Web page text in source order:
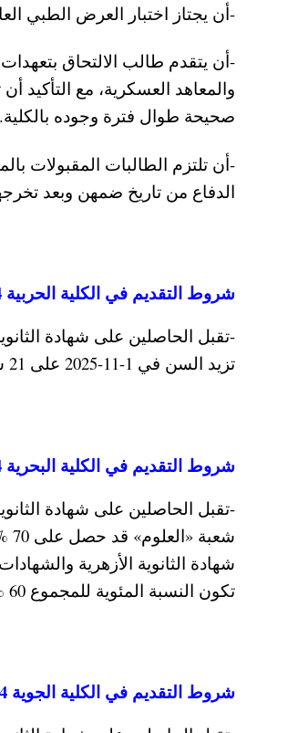
-أن يجتاز اختبار العرض الطبي
-أن يتقدم طالب الالتحاق
والمعاهد العسكرية، مع التأكيد
صحيحة طوال فترة وجوده بالكلية.
-أن تلتزم الطالبات المقبولات
الدفاع من تاريخ ضمهن وبعد
شروط التقديم في الكلية الحربية 2024 ومجموع التقديم والقبول
-تقبل الحاصلين على شهادة
تزيد السن في 1-11-2025 على 21 سنة، وأن تكون النسبة المئوية لمجموع دخول الكلية الحربية 60 %.
شروط التقديم في الكلية البحرية 2024 ومجموع التقديم والقبول
-تقبل الحاصلين على شهادة
تكون النسبة المئوية للمجموع 60 % فأكثر.
شروط التقديم في الكلية الجوية 2024 ومجموع القبول